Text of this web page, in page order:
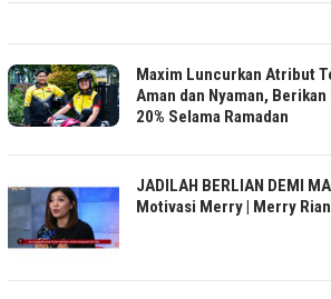
Maxim Luncurkan Atribut
Aman dan Nyaman,
20% Selama Ramadan
JADILAH BERLIAN DEMI
Motivasi Merry | Merry